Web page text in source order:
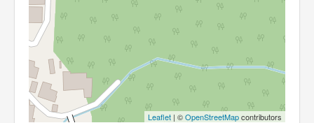
Leaflet | ©OpenStreetMapcontributors